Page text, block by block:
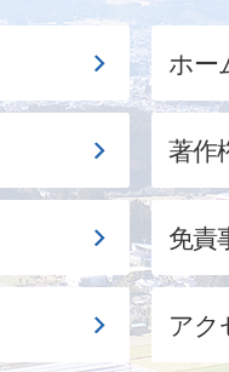
ホー
著作
免責
アク